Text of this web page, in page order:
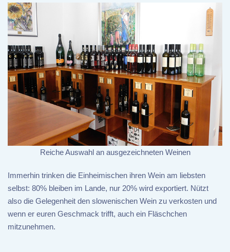
Reiche Auswahl an ausgezeichneten Weinen
Immerhin trinken die Einheimischen ihren Wein am liebsten
selbst: 80% bleiben im Lande, nur 20% wird exportiert. Nützt
also die Gelegenheit den slowenischen Wein zu verkosten und
wenn er euren Geschmack trifft, auch ein Fläschchen
mitzunehmen.